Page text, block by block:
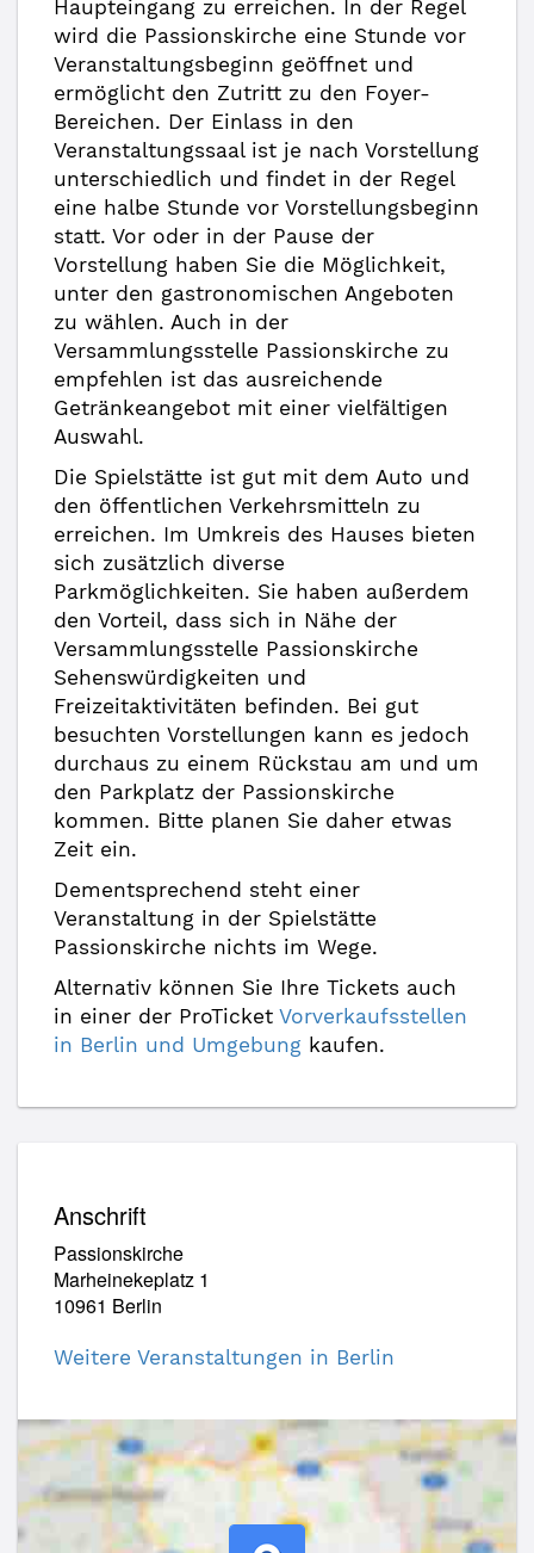
Haupteingang zu erreichen. In der Regel
wird die Passionskirche eine Stunde vor
Veranstaltungsbeginn geöffnet und
ermöglicht den Zutritt zu den Foyer-
Bereichen. Der Einlass in den
Veranstaltungssaal ist je nach Vorstellung
unterschiedlich und findet in der Regel
eine halbe Stunde vor Vorstellungsbeginn
statt. Vor oder in der Pause der
Vorstellung haben Sie die Möglichkeit,
unter den gastronomischen Angeboten
zu wählen. Auch in der
Versammlungsstelle Passionskirche zu
empfehlen ist das ausreichende
Getränkeangebot mit einer vielfältigen
Auswahl.
Die Spielstätte ist gut mit dem Auto und
den öffentlichen Verkehrsmitteln zu
erreichen. Im Umkreis des Hauses bieten
sich zusätzlich diverse
Parkmöglichkeiten. Sie haben außerdem
den Vorteil, dass sich in Nähe der
Versammlungsstelle Passionskirche
Sehenswürdigkeiten und
Freizeitaktivitäten befinden. Bei gut
besuchten Vorstellungen kann es jedoch
durchaus zu einem Rückstau am und um
den Parkplatz der Passionskirche
kommen. Bitte planen Sie daher etwas
Zeit ein.
Dementsprechend steht einer
Veranstaltung in der Spielstätte
Passionskirche nichts im Wege.
Alternativ können Sie Ihre Tickets auch
in einer der ProTicket Vorverkaufsstellen
in Berlin und Umgebung kaufen.
Anschrift
Passionskirche
Marheinekeplatz 1
10961 Berlin
Weitere Veranstaltungen in Berlin